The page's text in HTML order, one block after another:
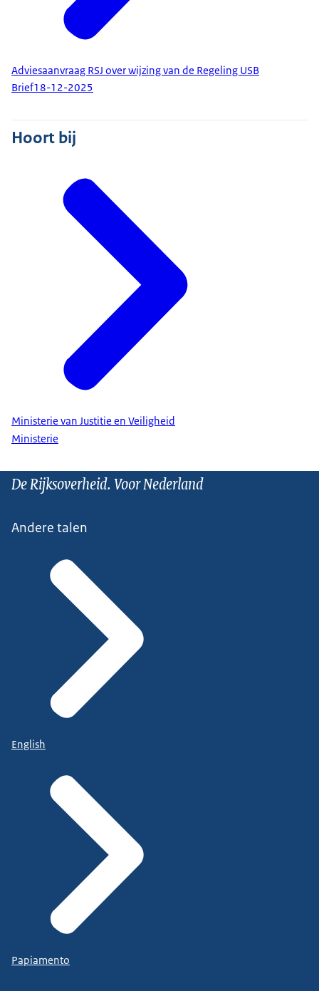
Adviesaanvraag RSJ over wijzing van de Regeling USB
Brief18-12-2025
Hoort bij
Ministerie van Justitie en Veiligheid
Ministerie
De Rijksoverheid. Voor Nederland
Andere talen
English
Papiamento